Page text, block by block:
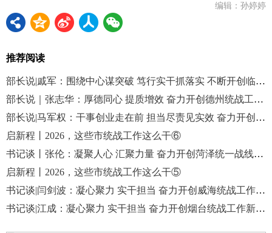
编辑：孙婷婷
推荐阅读
部长说|戚军：围绕中心谋突破 笃行实干抓落实 不断开创临沂统战工作新局面
部长说｜张志华：厚德同心 提质增效 奋力开创德州统战工作新局面
部长说|马军权：干事创业走在前 担当尽责见实效 奋力开创聊城统战工作高质量发展新局面
启新程丨2026，这些市统战工作这么干⑥
书记谈丨张伦：凝聚人心 汇聚力量 奋力开创菏泽统一战线工作新局面
启新程丨2026，这些市统战工作这么干⑤
书记谈|闫剑波：凝心聚力 实干担当 奋力开创威海统战工作新局面
书记谈|江成：凝心聚力 实干担当 奋力开创烟台统战工作新局面